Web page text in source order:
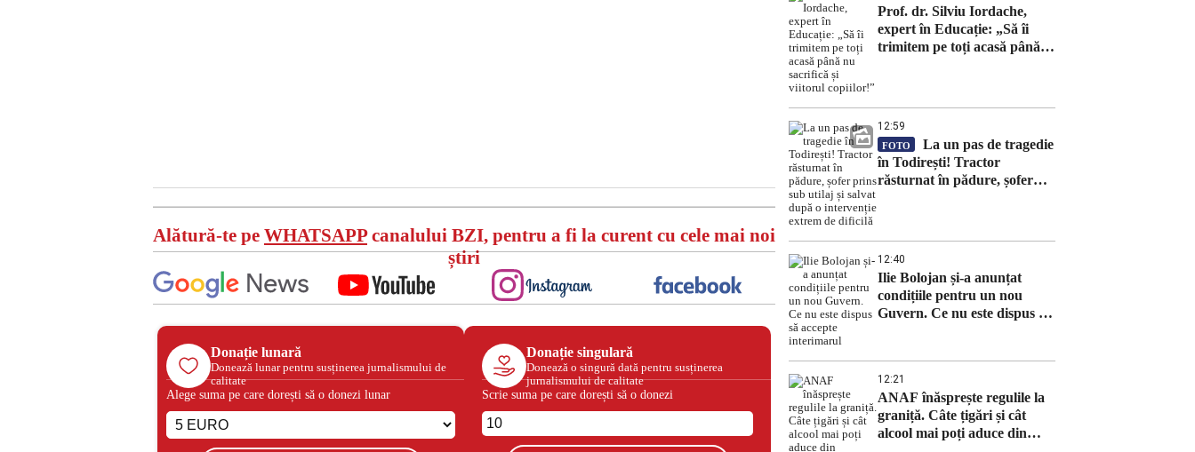
Alătură-te pe WHATSAPPcanalului BZI, pentru a fi la curent cu cele mai noi
știri
Donație lunară
Donează lunar pentru susținerea jurnalismului de
calitate
Alege suma pe care dorești să o donezi lunar
Donație singulară
Donează o singură dată pentru susținerea
jurnalismului de calitate
Scrie suma pe care dorești să o donezi
Prof. dr. Silviu Iordache,
expert în Educație: „Să îi
trimitem pe toți acasă până
12:59
FOTO
La un pas de tragedie
în Todirești! Tractor
răsturnat în pădure, șofer
12:40
Ilie Bolojan și-a anunțat
condițiile pentru un nou
Guvern. Ce nu este dispus să
12:21
ANAF înăsprește regulile la
graniță. Câte țigări și cât
alcool mai poți aduce din